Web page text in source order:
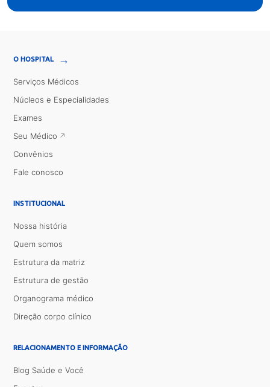
O HOSPITAL →
Serviços Médicos
Núcleos e Especialidades
Exames
Seu Médico
Convênios
Fale conosco
INSTITUCIONAL
Nossa história
Quem somos
Estrutura da matriz
Estrutura de gestão
Organograma médico
Direção corpo clínico
RELACIONAMENTO E INFORMAÇÃO
Blog Saúde e Você